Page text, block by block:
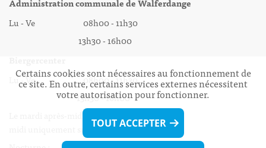
Lu - Ve 08h00 - 11h30
13h30 - 16h00
Lu - Ve 08h00 - 11h30
13h30 - 16h00
Le mardi après-midi et le vendredi après-
midi uniquement sur Rdv.
Certains cookies sont nécessaires au fonctionnement de
ce site. En outre, certains services externes nécessitent
votre autorisation pour fonctionner.
TOUT ACCEPTER